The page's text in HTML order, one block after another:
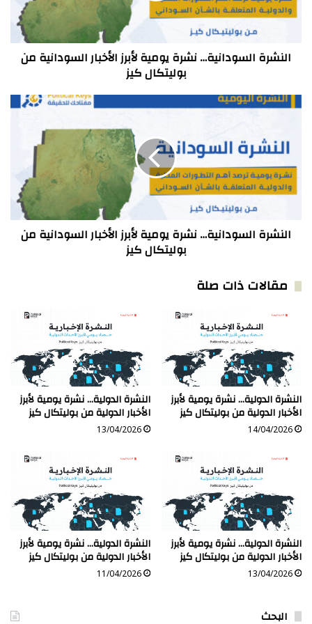
السودانية
النشرة السودانية… نشرة يومية لأبرز الأخبار السودانية من
بوليتكال كيز
النشرة
يومية
لأبرز
الأخبار
السودانية
النشرة السودانية… نشرة يومية لأبرز الأخبار السودانية من
بوليتكال كيز
مقالات ذات صلة
النشرة الدولية… نشرة يومية لأبرز
الأخبار الدولية من بوليتكال كيز
14/04/2026
النشرة الدولية… نشرة يومية لأبرز
الأخبار الدولية من بوليتكال كيز
13/04/2026
النشرة الدولية… نشرة يومية لأبرز
الأخبار الدولية من بوليتكال كيز
13/04/2026
النشرة الدولية… نشرة يومية لأبرز
الأخبار الدولية من بوليتكال كيز
11/04/2026
البحث